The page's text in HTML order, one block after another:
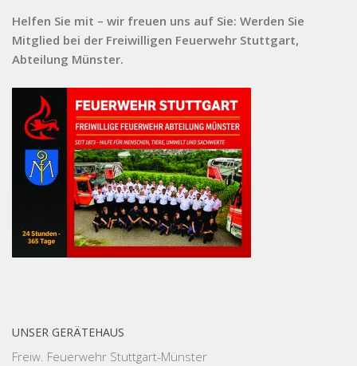
Helfen Sie mit – wir freuen uns auf Sie: Werden Sie
Mitglied bei der Freiwilligen Feuerwehr Stuttgart,
Abteilung Münster.
UNSER GERÄTEHAUS
Freiw. Feuerwehr Stuttgart-Münster